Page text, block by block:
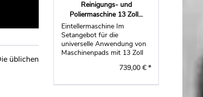
üblichen
Reinigungs- und
Poliermaschine 13 Zoll...
Eintellermaschine Im
Setangebot für die
universelle Anwendung von
Maschinenpads mit 13 Zoll
739,00 € *